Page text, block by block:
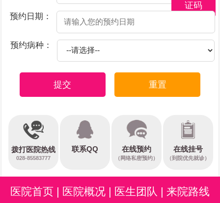
证码
预约日期：
预约病种：
提交 重置
拨打医院热线
028-85583777
联系QQ 在线预约
（网络私密预约）
在线挂号
（到院优先就诊）
医院首页 | 医院概况 | 医生团队 | 来院路线